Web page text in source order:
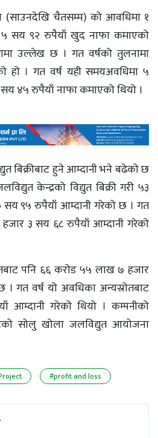
(साउनदेखि चैतसम्म) को आवधिमा १
सय ९२ रुपैयाँ खुद नाफा कमाएको
उल्लेख छ । गत वर्षको तुलनामा
हो । गत वर्ष यही समयअवधिमा ५
४५ रुपैयाँ नाफा कमाएको थियो ।
बिक्रीबाट हुने आम्दानी भने बढेको छ
केन्द्रको विद्युत बिक्री गरी ५३
९५ रुपैयाँ आम्दानी गरेको छ । गत
३ सय ६८ रुपैयाँ आम्दानी गरेको
पनि ६६ करोड ५५ लाख ७ हजार
गत वर्ष यो अवधिका अन्यस्रोतबाट
गरेको थियो । कम्पनीको
सोलु खोला जलविद्युत आयोजना
#profit and loss